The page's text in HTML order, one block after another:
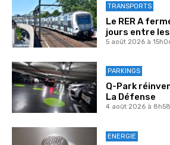
TRANSPORTS
Le RER A
jours entre
5 août 2026 à
PARKINGS
Q-Park
La Défense
4 août 2026 à 8h58
ENERGIE